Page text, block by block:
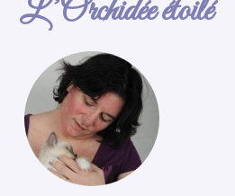
L’Orchidée étoilé